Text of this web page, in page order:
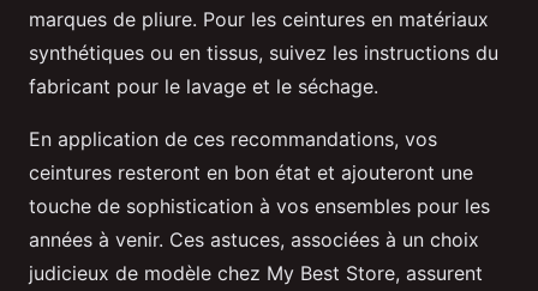
marques de pliure. Pour les ceintures en matériaux
synthétiques ou en tissus, suivez les instructions du
fabricant pour le lavage et le séchage.
En application de ces recommandations, vos
ceintures resteront en bon état et ajouteront une
touche de sophistication à vos ensembles pour les
années à venir. Ces astuces, associées à un choix
judicieux de modèle chez My Best Store, assurent